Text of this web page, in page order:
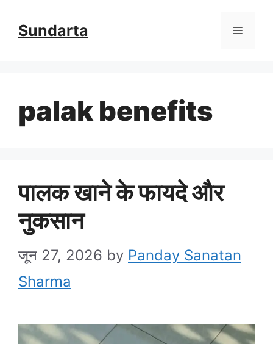
Sundarta Menu
palak benefits
पालक खाने के फायदे और
नुकसान
जून 27, 2026 by Panday Sanatan
Sharma